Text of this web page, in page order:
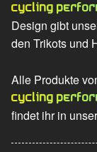
Cycling
Design gibt
den Trikots und
Alle Produkte
Cycling
findet ihr in